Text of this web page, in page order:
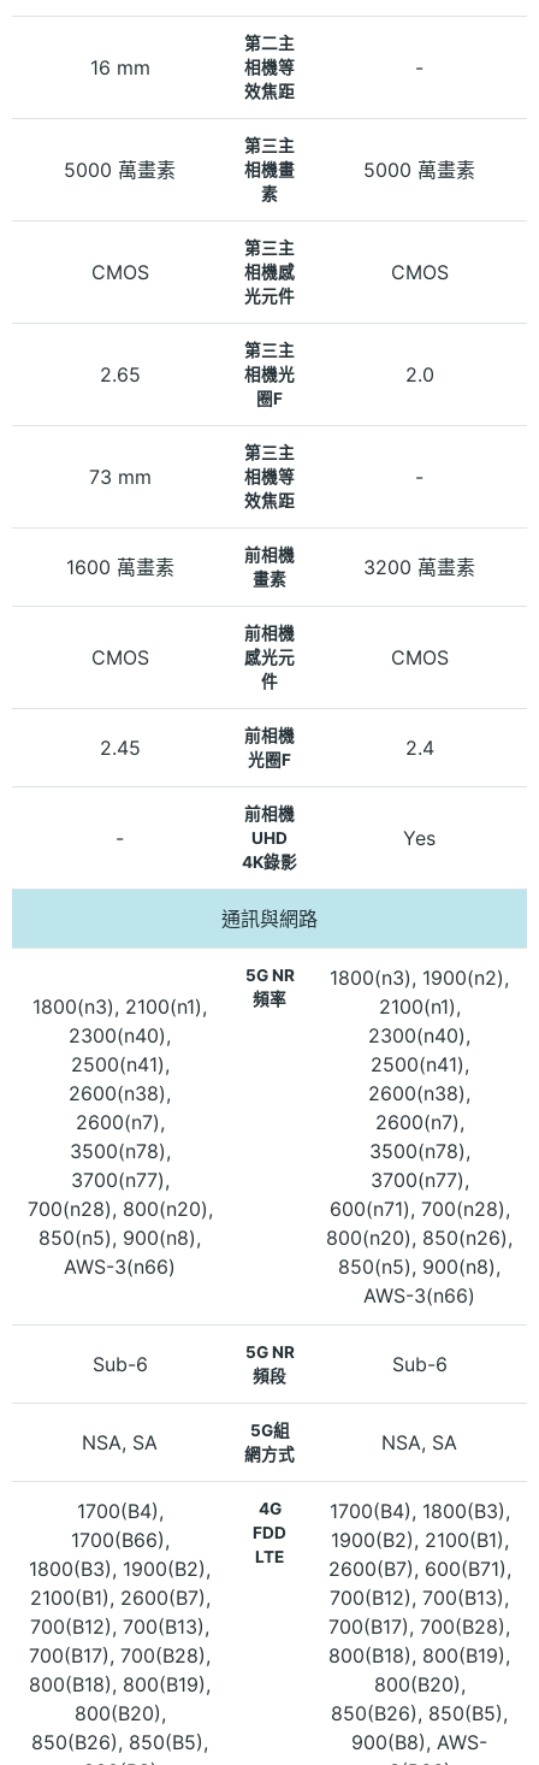
16 mm
第二主
相機等
效焦距
-
5000 萬畫素
第三主
相機畫
素
5000 萬畫素
CMOS
第三主
相機感
光元件
CMOS
2.65
第三主
相機光
圈F
2.0
73 mm
第三主
相機等
效焦距
-
1600 萬畫素
前相機
畫素
3200 萬畫素
CMOS
前相機
感光元
件
CMOS
2.45
前相機
光圈F
2.4
-
前相機
UHD
4K錄影
Yes
通訊與網路
1800(n3), 2100(n1),
2300(n40),
2500(n41),
2600(n38),
2600(n7),
3500(n78),
3700(n77),
700(n28), 800(n20),
850(n5), 900(n8),
AWS-3(n66)
5G NR
頻率
1800(n3), 1900(n2),
2100(n1),
2300(n40),
2500(n41),
2600(n38),
2600(n7),
3500(n78),
3700(n77),
600(n71), 700(n28),
800(n20), 850(n26),
850(n5), 900(n8),
AWS-3(n66)
Sub-6
5G NR
頻段
Sub-6
NSA, SA
5G組
網方式
NSA, SA
1700(B4),
1700(B66),
1800(B3), 1900(B2),
2100(B1), 2600(B7),
700(B12), 700(B13),
700(B17), 700(B28),
800(B18), 800(B19),
800(B20),
850(B26), 850(B5),
4G
FDD
LTE
1700(B4), 1800(B3),
1900(B2), 2100(B1),
2600(B7), 600(B71),
700(B12), 700(B13),
700(B17), 700(B28),
800(B18), 800(B19),
800(B20),
850(B26), 850(B5),
900(B8), AWS-